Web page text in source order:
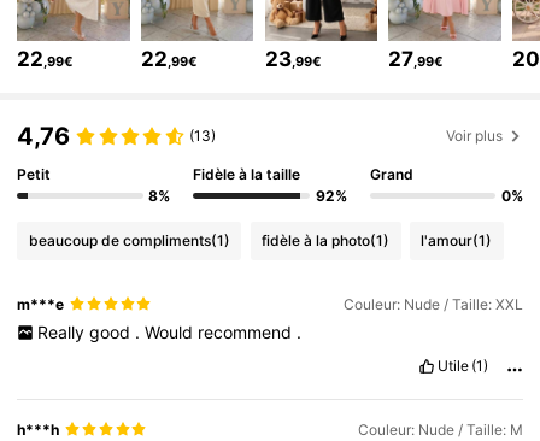
4,73 54K Suiveurs
4,73 54K Suiveurs
22,99€ 22,99€ 23,99€ 27,99€ 20
4,76 (13) Voir plus
Petit
8%
Fidèle à la taille
92%
Grand
0%
beaucoup de compliments(1) fidèle à la photo(1) l'amour(1)
m***e Couleur: Nude / Taille: XXL
Really good . Would recommend .
Utile (1)
h***h Couleur: Nude / Taille: M